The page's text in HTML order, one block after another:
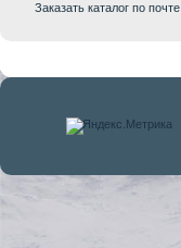
Заказать каталог по почте